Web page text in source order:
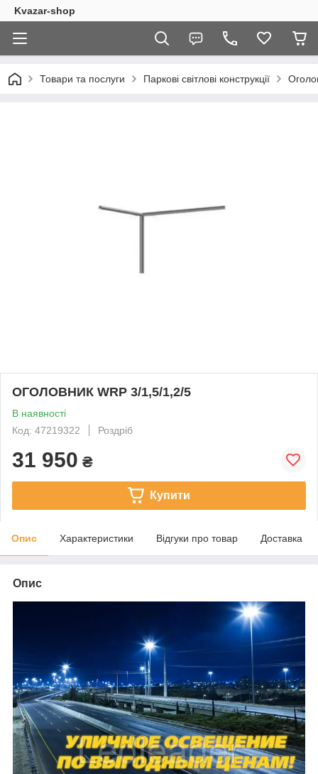
Kvazar-shop
Товари та послуги Паркові світлові конструкції
ОГОЛОВНИК WRP 3/1,5/1,2/5
В наявності
Код: 47219322
Роздріб
31 950 ₴
Купити
Опис Характеристики Відгуки про товар Доставка
Опис